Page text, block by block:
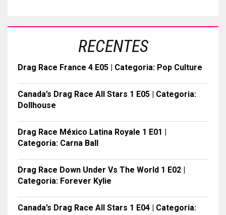
RECENTES
Drag Race France 4 E05 | Categoria: Pop Culture
Canada’s Drag Race All Stars 1 E05 | Categoria:
Dollhouse
Drag Race México Latina Royale 1 E01 |
Categoria: Carna Ball
Drag Race Down Under Vs The World 1 E02 |
Categoria: Forever Kylie
Canada’s Drag Race All Stars 1 E04 | Categoria: